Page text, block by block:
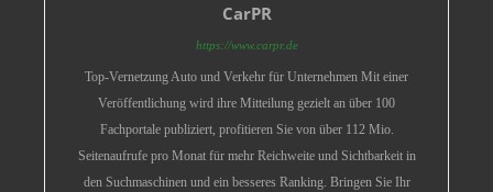
CarPR
https://www.carpr.de
Top-Vernetzung Auto und Verkehr für Unternehmen Mit einer
Veröffentlichung wird ihre Mitteilung gezielt an über 100
Fachportale publiziert, profitieren Sie von über 112 Mio.
Seitenaufrufe pro Monat für mehr Reichweite und Sichtbarkeit in
den Suchmaschinen und ein besseres Ranking. Bringen Sie Ihr